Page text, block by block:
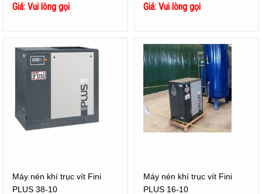
Giá: Vui lòng gọi Giá: Vui lòng gọi
Máy nén khí trục vít Fini
PLUS 38-10
Máy nén khí trục vít Fini
PLUS 16-10